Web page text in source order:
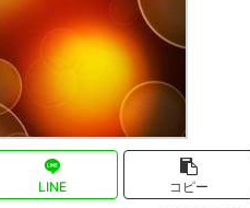
LINE
コピー